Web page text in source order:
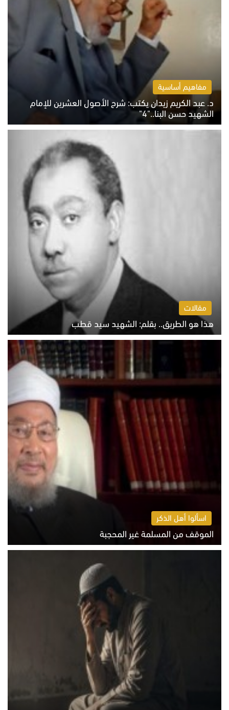
مفاهيم أساسية
د. عبد الكريم زيدان يكتب: شرح الأصول العشرين للإمام
الشهيد حسن البنا.."4"
الخميس 6 أغسطس 2026 10:27 ص
مقالات
هذا هو الطريق.. بقلم: الشهيد سيد قطب
الخميس 6 أغسطس 2026 10:52 ص
اسألوا أهل الذكر
الموقف من المسلمة غير المحجبة
الخميس 6 أغسطس 2026 10:45 ص